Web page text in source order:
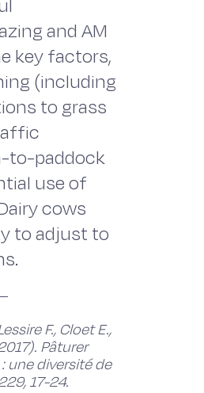
and AM
key factors,
(including
to grass
to-paddock
use of
cows
to adjust to
F., Cloet E.,
Pâturer
une diversité de
17-24.